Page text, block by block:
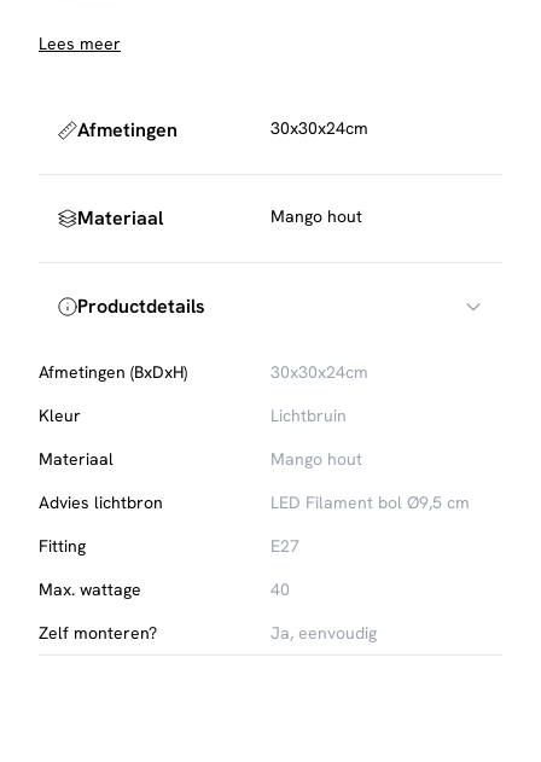
Lees meer
Afmetingen 30x30x24cm
Materiaal Mango hout
Productdetails
Afmetingen (BxDxH)
30x30x24cm
Kleur
Lichtbruin
Materiaal
Mango hout
Advies lichtbron
LED Filament bol Ø9,5 cm
Fitting
E27
Max. wattage
40
Zelf monteren?
Ja, eenvoudig